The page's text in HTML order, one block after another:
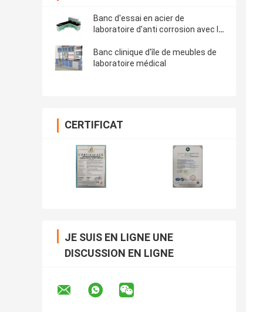
Banc d'essai en acier de
laboratoire d'anti corrosion avec le
Banc clinique d'île de meubles de
laboratoire médical
CERTIFICAT
JE SUIS EN LIGNE UNE
DISCUSSION EN LIGNE